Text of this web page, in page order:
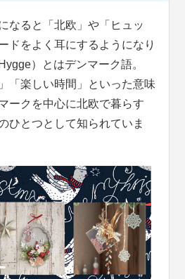
なると「北欧」や「ヒュッ
ドをよく耳にするようになり
）とはデンマーク語。
「楽しい時間」といった意味
ークを中心に北欧で暮らす
ひとつとして知られていま